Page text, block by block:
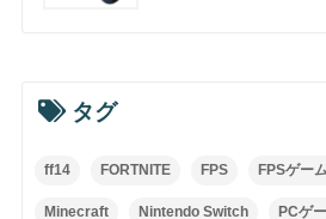
タグ
ff14 FORTNITE FPS FPSゲーム
Minecraft Nintendo Switch PCゲ